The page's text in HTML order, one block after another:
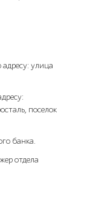
улица
поселок
банка.
отдела